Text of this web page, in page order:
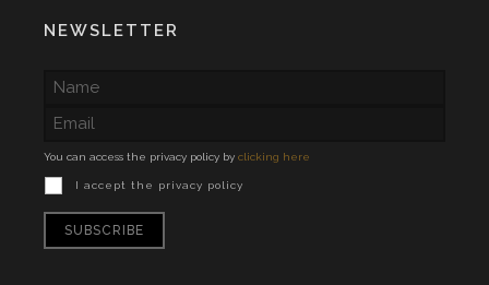
NEWSLETTER
You can access the privacy policy by clicking here
I accept the privacy policy